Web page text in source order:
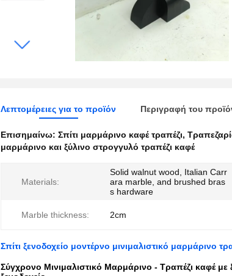
Λεπτομέρειες για το προϊόν Περιγραφή του
Επισημαίνω: Σπίτι μαρμάρινο καφέ τραπέζι,
μαρμάρινο και ξύλινο στρογγυλό τραπέζι καφέ
Materials:
Solid walnut wood, Italian Carr
ara marble, and brushed bras
s hardware
Marble thickness: 2cm
Σπίτι ξενοδοχείο μοντέρνο μινιμαλιστικό μαρμάρινο
Σύγχρονο Μινιμαλιστικό Μαρμάρινο - Τραπέζι καφέ με